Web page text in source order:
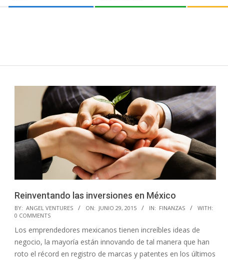
Reinventando las inversiones en México
2015-
06-
29
BY: ANGEL VENTURES ON: JUNIO 29, 2015 IN: FINANZAS
WITH:
0 COMMENTS
Los emprendedores mexicanos tienen increíbles ideas de
negocio, la mayoría están innovando de tal manera que han
roto el récord en registro de marcas y patentes en los últimos